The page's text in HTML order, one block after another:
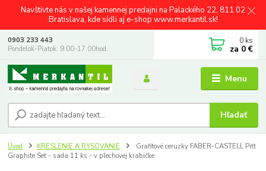
Navštívte nás v našej kamennej predajni na Palackého 22, 811 02
Bratislava, kde sídli aj e-shop www.merkantil.sk!
Menu
Hľadať
0903 233 443
Pondelok-Piatok: 9.00-17.00hod.
0 ks
za 0 €
Úvod KRESLENIE A RYSOVANIE
Grafitové ceruzky FABER-CASTELL Pitt
Graphite Set - sada 11 ks - v plechovej krabičke